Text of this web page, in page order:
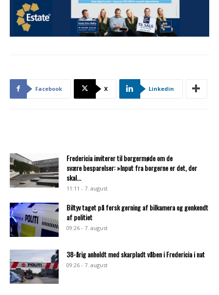
Facebook X Linkedin
Fredericia inviterer til borgermøde om de
svære besparelser: »Input fra borgerne er det, der
skal...
11:11 - 7. august
Biltyv taget på fersk gerning af bilkamera og genkendt
af politiet
09:26 - 7. august
38-årig anholdt med skarpladt våben i Fredericia i nat
09:26 - 7. august